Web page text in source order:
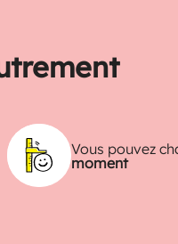
Vous pouvez
moment